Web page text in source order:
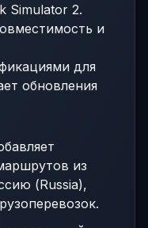
Simulator 2.
и
для
обновления
из
(Russia),